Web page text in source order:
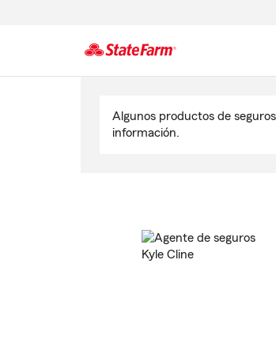
Algunos productos de
información.